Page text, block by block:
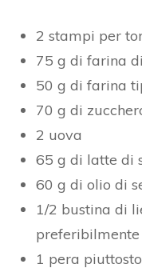
2 stampi per
75 g di farina
50 g di farina
70 g di
2 uova
65 g di latte di
60 g di olio di
1/2 bustina di
1 pera